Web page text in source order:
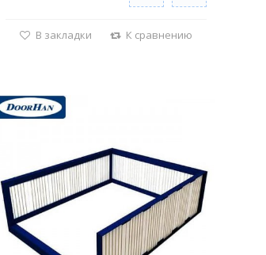
В закладки К сравнению